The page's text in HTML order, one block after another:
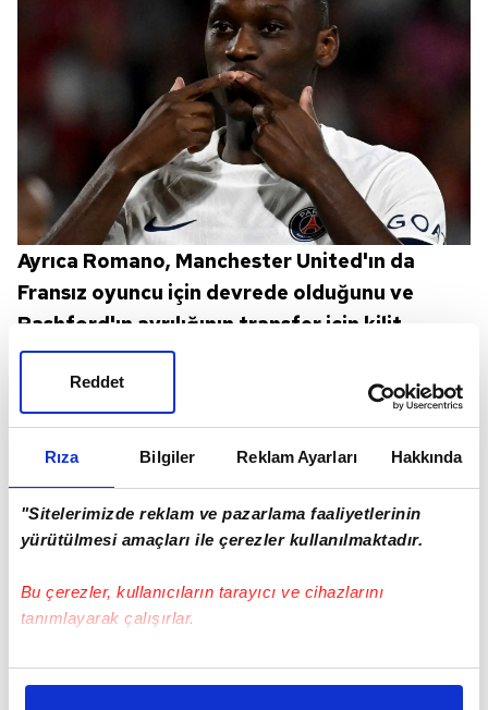
Rıza Bilgiler Reklam Ayarları Hakkında
"Sitelerimizde reklam ve pazarlama faaliyetlerinin
yürütülmesi amaçları ile çerezler kullanılmaktadır.
Bu çerezler, kullanıcıların tarayıcı ve cihazlarını
tanımlayarak çalışırlar.
Bu çerezlere izin vermeniz halinde sizlere özel
Reddet
Ayrıca Romano, Manchester United'ın da
Fransız oyuncu için devrede olduğunu ve
Rashford'ın ayrılığının transfer için kilit
faktör olduğunu belirtti.